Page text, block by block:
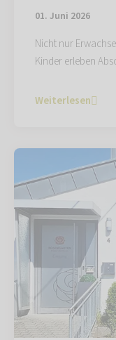
01. Juni 2026
Nicht nur
Kinder erleben
Weiterlesen